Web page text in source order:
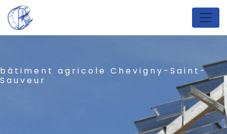
Panneau de gestion des cookies
bâtiment agricole Chevigny-Saint-
Sauveur